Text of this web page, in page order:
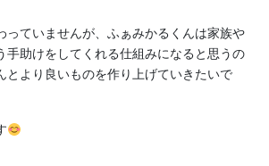
っていませんが、ふぁみかるくんは家族や
手助けをしてくれる仕組みになると思うの
とより良いものを作り上げていきたいで